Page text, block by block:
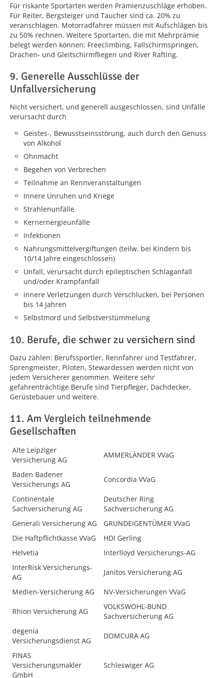
Für riskante Sportarten werden Prämienzuschläge erhoben.
Für Reiter, Bergsteiger und Taucher sind ca. 20% zu
veranschlagen. Motorradfahrer müssen mit Aufschlägen bis
zu 50% rechnen. Weitere Sportarten, die mit Mehrprämie
belegt werden können: Freeclimbing, Fallschirmspringen,
Drachen- und Gleitschirmfliegen und River Rafting.
9. Generelle Ausschlüsse der
Unfallversicherung
Nicht versichert, und generell ausgeschlossen, sind Unfälle
verursacht durch
Geistes-, Bewusstseinsstörung, auch durch den Genuss
von Alkohol
Ohnmacht
Begehen von Verbrechen
Teilnahme an Rennveranstaltungen
Innere Unruhen und Kriege
Strahlenunfälle
Kernernergieunfälle
Infektionen
Nahrungsmittelvergiftungen (teilw. bei Kindern bis
10/14 Jahre eingeschlossen)
Unfall, verursacht durch epileptischen Schlaganfall
und/oder Krampfanfall
innere Verletzungen durch Verschlucken, bei Personen
bis 14 Jahren
Selbstmord und Selbstverstümmelung
10. Berufe, die schwer zu versichern sind
Dazu zählen: Berufssportler, Rennfahrer und Testfahrer,
Sprengmeister, Piloten, Stewardessen werden nicht von
jedem Versicherer genommen. Weitere sehr
gefahrenträchtige Berufe sind Tierpfleger, Dachdecker,
Gerüstebauer und weitere.
11. Am Vergleich teilnehmende
Gesellschaften
Alte Leipziger
Versicherung AG
AMMERLÄNDER VVaG
Baden Badener
Versicherungs AG
Concordia VVaG
Continentale
Sachversicherung AG
Deutscher Ring
Sachversicherung AG
Generali Versicherung AG
GRUNDEIGENTÜMER VVaG
Die Haftpflichtkasse VVaG
HDI Gerling
Helvetia
Interlloyd Versicherungs-AG
InterRisk Versicherungs-
AG
Janitos Versicherung AG
Medien-Versicherung AG NV-Versicherungen VVaG
Rhion Versicherung AG
VOLKSWOHL-BUND
Sachversicherung AG
degenia
Versicherungsdienst AG
DOMCURA AG
FINAS
Versicherungsmakler
GmbH
Schleswiger AG